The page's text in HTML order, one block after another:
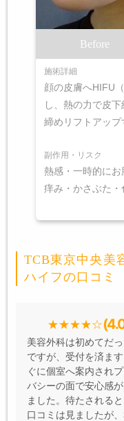
Before
施術詳細
顔の皮膚へHIFU
し、熱の力で皮
締めリフトアップ
副作用・リスク
熱感・一時的にお
痒み・かさぶた
TCB東京中央美
ハイフの口コミ
美容外科は初めてだ
ですが、受付を済ま
ぐに個室へ案内され
バシーの面で安心感が
ました。待たされると
口コミは見ましたが